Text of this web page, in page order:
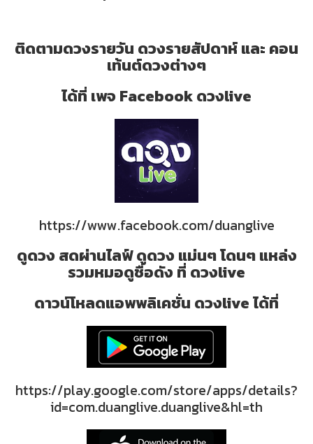
ติดตามดวงรายวัน ดวงรายสัปดาห์ และ คอน
เท้นต์ดวงต่างๆ
ได้ที่ เพจ Facebook ดวงlive
https://www.facebook.com/duanglive
ดูดวง สดผ่านไลฟ์ ดูดวง แม่นๆ โดนๆ แหล่ง
รวมหมอดูชื่อดัง ที่ ดวงlive
ดาวน์โหลดแอพพลิเคชั่น ดวงlive ได้ที่
https://play.google.com/store/apps/details?
id=com.duanglive.duanglive&hl=th